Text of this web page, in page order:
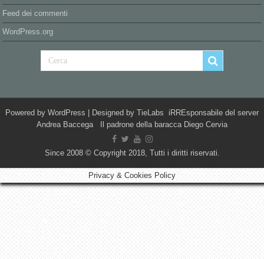
Feed dei commenti
WordPress.org
Powered by WordPress | Designed by TieLabs iRREsponsabile del server
Andrea Baccega Il padrone della baracca Diego Cervia
Since 2008 © Copyright 2018, Tutti i diritti riservati.
Privacy & Cookies Policy